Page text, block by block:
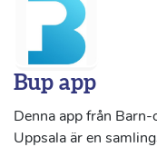
Bup app
Denna app från
Uppsala är en